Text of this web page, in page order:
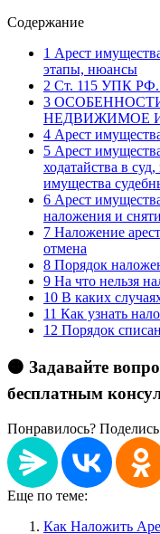
Содержание
1 Арест
этапы, нюансы
2 Ст. 115 УПК РФ.
3
НЕДВИЖИМОЕ
4 Арест
5 Арест
ходатайства в
имущества
6 Арест
наложения и
7 Наложение
отмена
8 Порядок
9 На что нельзя
10 В каких
11 Как узнать
12 Порядок
🟠 Задавайте
бесплатным
Понравилось?
Еще по теме:
Как Наложить